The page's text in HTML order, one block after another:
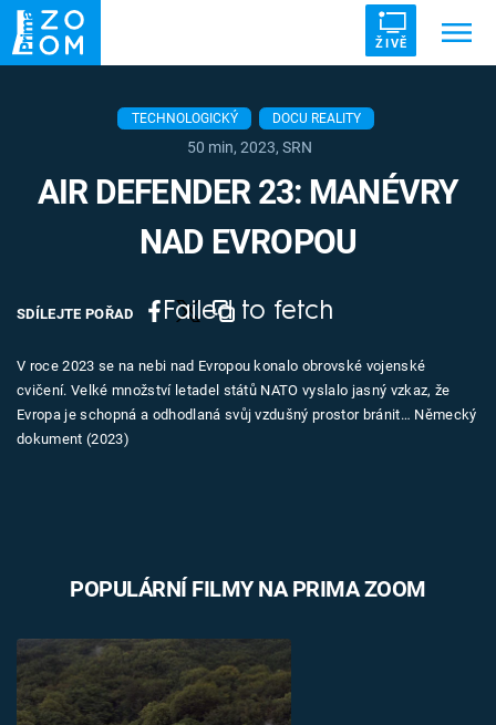
ŽIVĚ
ZRÁDCI UFO DRUHÁ SVĚTOVÁ VÁLKA
VETŘELCI DÁVNOVĚKU
Pořady
Sledujte prima+
Přihlášení
TECHNOLOGICKÝ DOCU REALITY
50 min, 2023, SRN
AIR DEFENDER 23: MANÉVRY
NAD EVROPOU
Failed to fetch
SDÍLEJTE POŘAD
V roce 2023 se na nebi nad Evropou konalo obrovské vojenské
cvičení. Velké množství letadel států NATO vyslalo jasný vzkaz, že
Evropa je schopná a odhodlaná svůj vzdušný prostor bránit… Německý
dokument (2023)
POPULÁRNÍ FILMY NA PRIMA ZOOM